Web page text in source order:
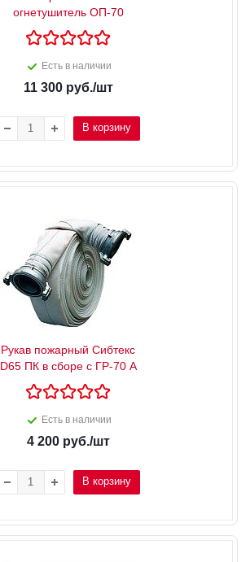
огнетушитель ОП-70
Есть в наличии
11 300руб./шт
В корзину
Рукав пожарный Сибтекс
D65 ПК в сборе с ГР-70 А
Есть в наличии
4 200руб./шт
В корзину